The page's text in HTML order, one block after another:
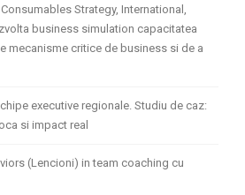
Strategy, International,
business simulation capacitatea
mecanisme critice de business si de a
executive regionale. Studiu de caz:
si impact real
(Lencioni) in team coaching cu